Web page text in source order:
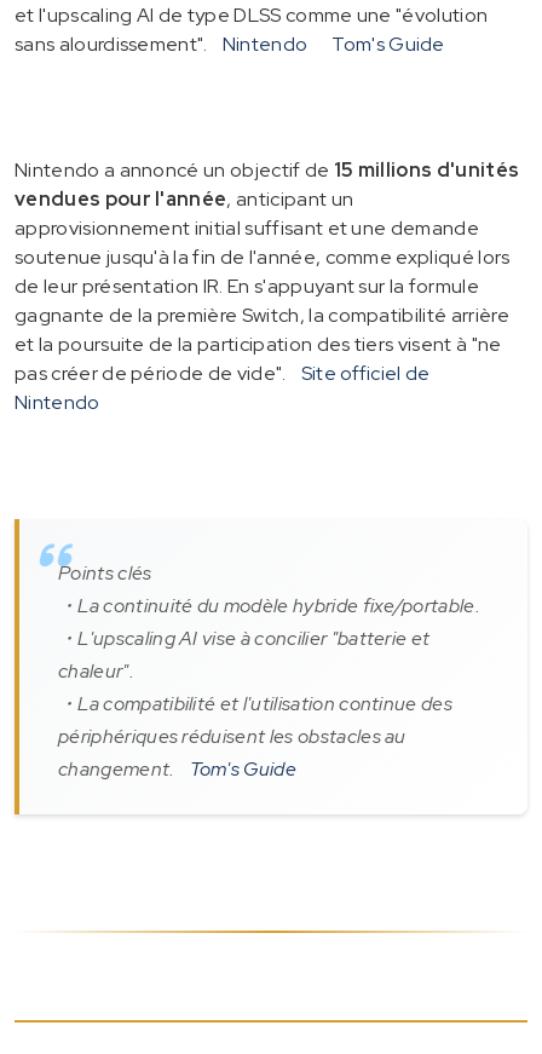
et l'upscaling AI de type DLSS comme une "évolution
sans alourdissement".
Nintendo Tom's Guide
Nintendo a annoncé un objectif de 15 millions d'unités
vendues pour l'année, anticipant un
approvisionnement initial suffisant et une demande
soutenue jusqu'à la fin de l'année, comme expliqué lors
de leur présentation IR. En s'appuyant sur la formule
gagnante de la première Switch, la compatibilité arrière
et la poursuite de la participation des tiers visent à "ne
pas créer de période de vide".
Site officiel de
Nintendo
Points clés
・La continuité du modèle hybride fixe/portable.
・L'upscaling AI vise à concilier "batterie et
chaleur".
・La compatibilité et l'utilisation continue des
périphériques réduisent les obstacles au
changement.
Tom's Guide